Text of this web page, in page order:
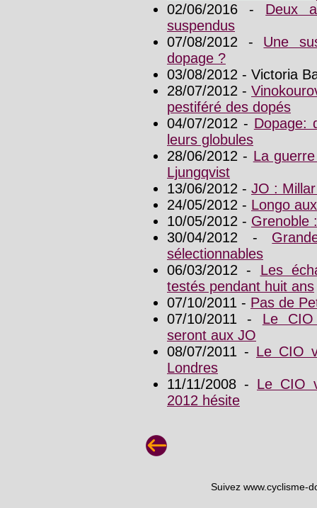
02/06/2016 - Deux
suspendus
07/08/2012 - Une
dopage ?
03/08/2012 - Victoria
28/07/2012 -
pestiféré des dopés
04/07/2012 - Dopage:
leurs globules
28/06/2012 - La
Ljungqvist
13/06/2012 - JO :
24/05/2012 - Longo
10/05/2012 - Grenoble
30/04/2012 -
sélectionnables
06/03/2012 - Les
testés pendant huit ans
07/10/2011 - Pas de
07/10/2011 - Le CIO
seront aux JO
08/07/2011 - Le CIO
Londres
11/11/2008 - Le CIO
2012 hésite
Suivez www.cyclisme-